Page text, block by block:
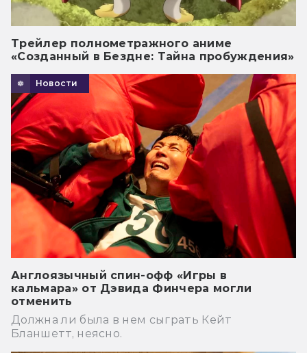
Трейлер полнометражного аниме
«Созданный в Бездне: Тайна пробуждения»
Новости
Англоязычный спин-офф «Игры в
кальмара» от Дэвида Финчера могли
отменить
Должна ли была в нем сыграть Кейт
Бланшетт, неясно.